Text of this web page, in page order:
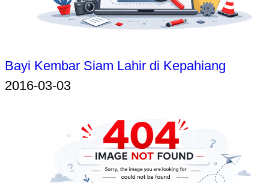
Bayi Kembar Siam Lahir di Kepahiang
2016-03-03